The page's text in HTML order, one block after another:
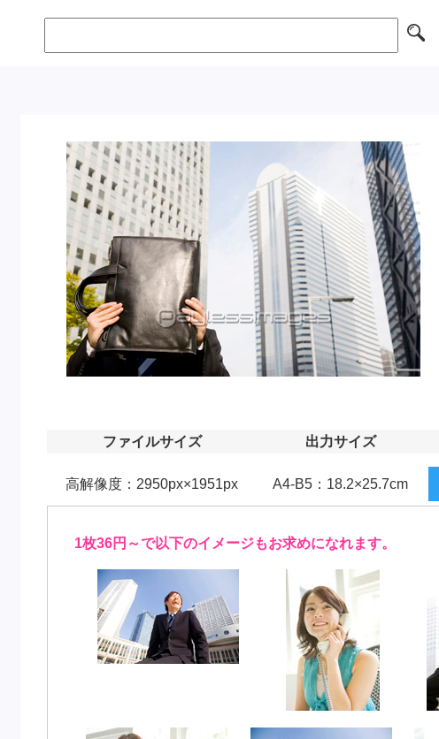
ファイルサイズ 出力サイズ
高解像度：2950px×1951px A4-B5：18.2×25.7cm
1枚36円～で以下のイメージもお求めになれます。